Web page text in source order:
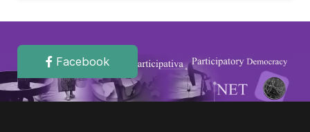
Facebook